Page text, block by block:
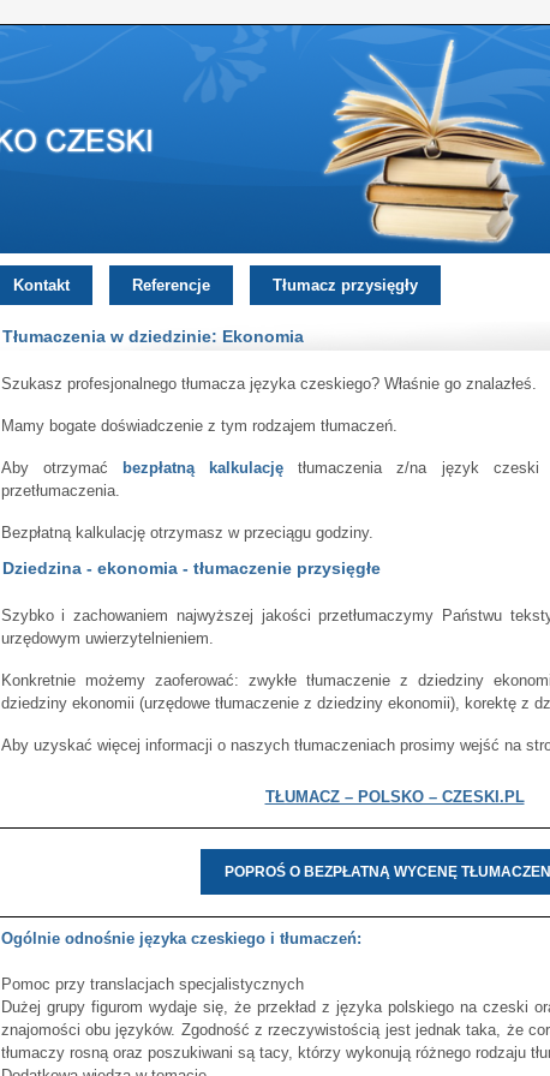
Kontakt Referencje Tłumacz przysięgły
Tłumaczenia w dziedzinie: Ekonomia
Szukasz profesjonalnego tłumacza języka czeskiego? Właśnie go znalazłeś.
Mamy bogate doświadczenie z tym rodzajem tłumaczeń.
Aby otrzymać bezpłatną kalkulację tłumaczenia z/na język
przetłumaczenia.
Bezpłatną kalkulację otrzymasz w przeciągu godziny.
Dziedzina - ekonomia - tłumaczenie przysięgłe
Szybko i zachowaniem najwyższej jakości przetłumaczymy Państwu
urzędowym uwierzytelnieniem.
Konkretnie możemy zaoferować: zwykłe tłumaczenie z dziedziny
dziedziny ekonomii (urzędowe tłumaczenie z dziedziny ekonomii), korektę z
Aby uzyskać więcej informacji o naszych tłumaczeniach prosimy wejść na
TŁUMACZ – POLSKO – CZESKI.PL
POPROŚ O BEZPŁATNĄ WYCENĘ
Ogólnie odnośnie języka czeskiego i tłumaczeń:
Pomoc przy translacjach specjalistycznych
Dużej grupy figurom wydaje się, że przekład z języka polskiego na czeski
znajomości obu języków. Zgodność z rzeczywistością jest jednak taka, że
tłumaczy rosną oraz poszukiwani są tacy, którzy wykonują różnego rodzaju